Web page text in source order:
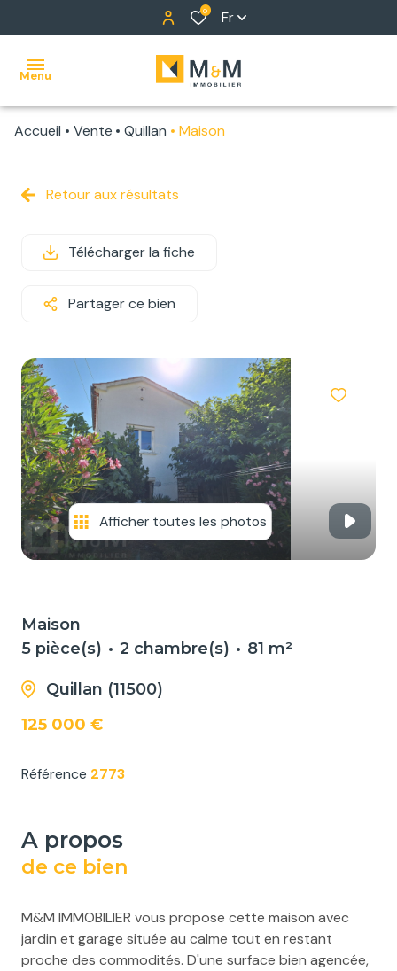
0 Fr
Menu
NOS
ALERTE
ÉQUIPE
NOS
SERVICES
NOUS
CONTACTER
Accueil Vente Quillan Maison
Retour aux résultats
Télécharger la fiche
Partager ce bien
Afficher toutes les photos
Maison
5 pièce(s)
2 chambre(s) 81 m²
Quillan (11500)
125 000 €
Référence 2773
a propos
de ce bien
M&M IMMOBILIER vous propose cette maison avec
jardin et garage située au calme tout en restant
proche des commodités. D'une surface bien agencée,